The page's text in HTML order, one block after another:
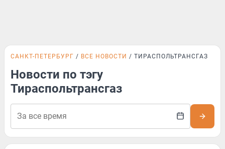
САНКТ-ПЕТЕРБУРГ ВСЕ НОВОСТИ ТИРАСПОЛЬТРАНСГАЗ
Новости по тэгу
Тираспольтрансгаз